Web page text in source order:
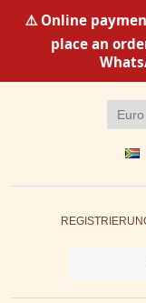
⚠️ Online
place an